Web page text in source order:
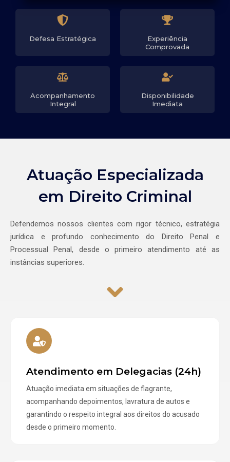
Defesa Estratégica
Experiência
Comprovada
Acompanhamento
Integral
Disponibilidade
Imediata
Atuação Especializada
em Direito Criminal
Defendemos nossos clientes com rigor técnico, estratégia
jurídica e profundo conhecimento do Direito Penal e
Processual Penal, desde o primeiro atendimento até as
instâncias superiores.
Atendimento em Delegacias (24h)
Atuação imediata em situações de flagrante,
acompanhando depoimentos, lavratura de autos e
garantindo o respeito integral aos direitos do acusado
desde o primeiro momento.